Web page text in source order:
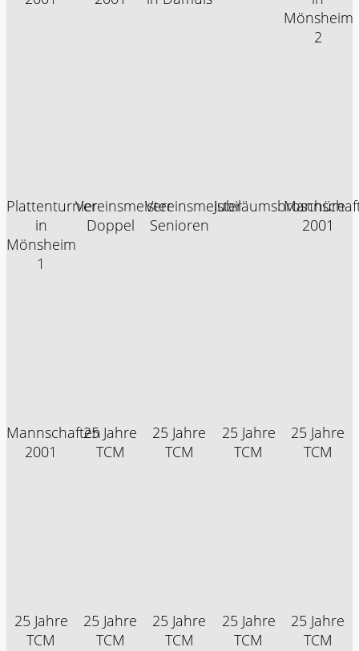
Mönsheim
2
Plattenturnier
in
Mönsheim
1
Vereinsmeister
Doppel
Vereinsmeister
Senioren
Jubiläumsbroschüre
2001
Mannschaften
2001
25 Jahre
TCM
25 Jahre
TCM
25 Jahre
TCM
25 Jahre
TCM
25 Jahre
TCM
25 Jahre
TCM
25 Jahre
TCM
25 Jahre
TCM
25 Jahre
TCM